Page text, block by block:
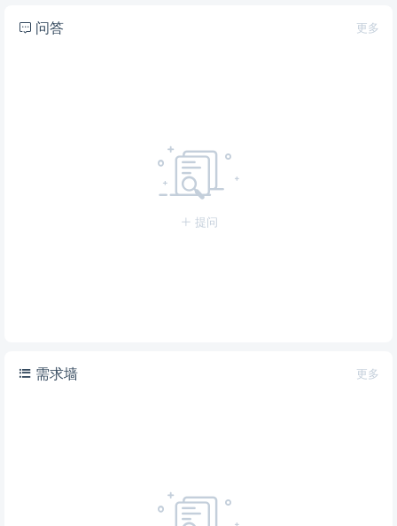
更多
问答
提问
更多
需求墙